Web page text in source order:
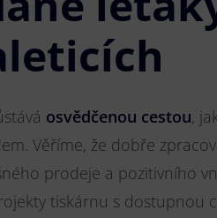
osvědčenou cestou,
Věříme, že dobře
prodeje a pozitivního
tiskárnu s dostupnou